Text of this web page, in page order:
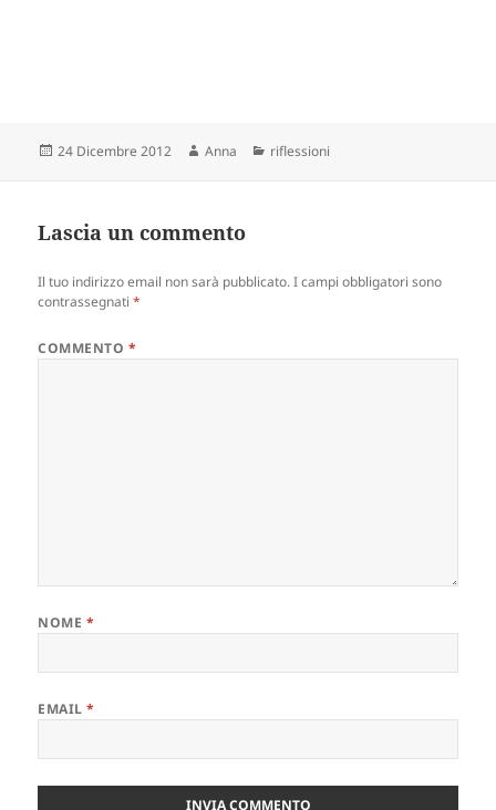
Scritto
24 Dicembre 2012 Autore
Anna Categorie
riflessioni
Lascia un commento
Il tuo indirizzo email non sarà pubblicato. I campi obbligatori sono
contrassegnati*
COMMENTO *
NOME *
EMAIL*